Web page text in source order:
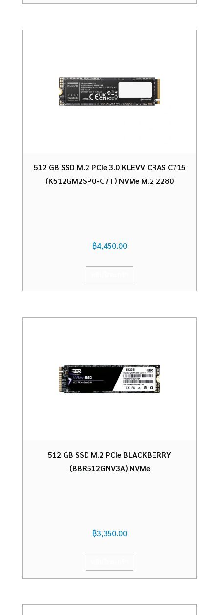
512 GB SSD M.2 PCIe 3.0 KLEVV CRAS C715
(K512GM2SP0-C7T) NVMe M.2 2280
฿4,450.00
512 GB SSD M.2 PCIe BLACKBERRY
(BBR512GNV3A) NVMe
฿3,350.00